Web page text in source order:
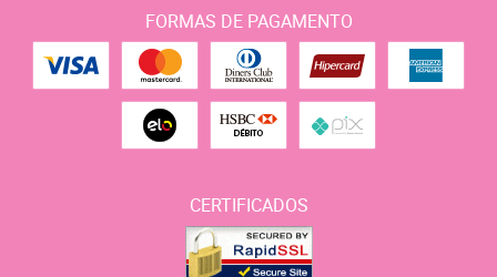
FORMAS DE PAGAMENTO
CERTIFICADOS